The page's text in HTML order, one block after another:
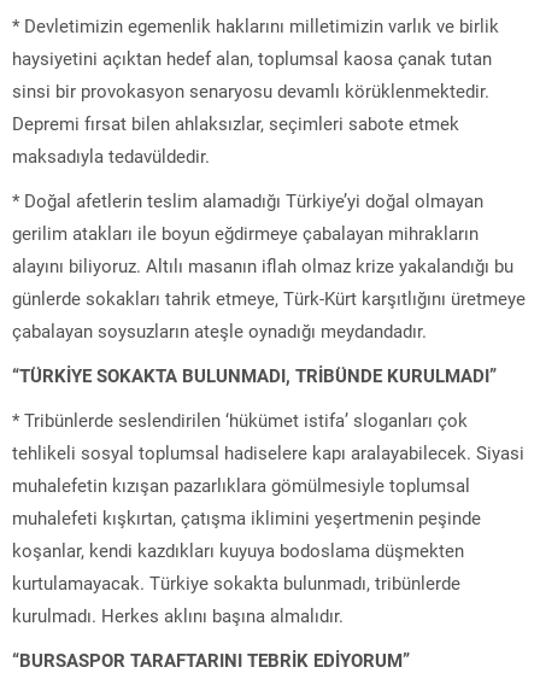
* Devletimizin egemenlik haklarını milletimizin varlık ve birlik
haysiyetini açıktan hedef alan, toplumsal kaosa çanak tutan
sinsi bir provokasyon senaryosu devamlı körüklenmektedir.
Depremi fırsat bilen ahlaksızlar, seçimleri sabote etmek
maksadıyla tedavüldedir.
* Doğal afetlerin teslim alamadığı Türkiye’yi doğal olmayan
gerilim atakları ile boyun eğdirmeye çabalayan mihrakların
alayını biliyoruz. Altılı masanın iflah olmaz krize yakalandığı bu
günlerde sokakları tahrik etmeye, Türk-Kürt karşıtlığını üretmeye
çabalayan soysuzların ateşle oynadığı meydandadır.
“TÜRKİYE SOKAKTA BULUNMADI, TRİBÜNDE KURULMADI”
* Tribünlerde seslendirilen ‘hükümet istifa’ sloganları çok
tehlikeli sosyal toplumsal hadiselere kapı aralayabilecek. Siyasi
muhalefetin kızışan pazarlıklara gömülmesiyle toplumsal
muhalefeti kışkırtan, çatışma iklimini yeşertmenin peşinde
koşanlar, kendi kazdıkları kuyuya bodoslama düşmekten
kurtulamayacak. Türkiye sokakta bulunmadı, tribünlerde
kurulmadı. Herkes aklını başına almalıdır.
“BURSASPOR TARAFTARINI TEBRİK EDİYORUM”